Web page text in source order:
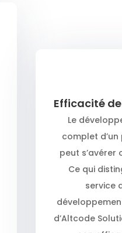
Efficacité
Le
complet
peut s’avérer
Ce qui
service
d’Altcode